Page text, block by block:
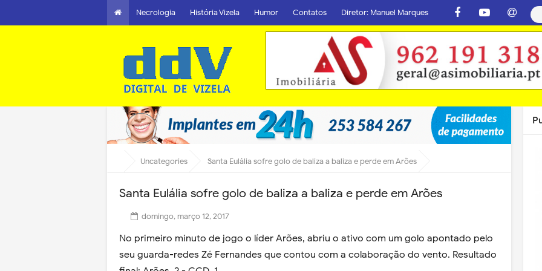
Necrologia História Vizela Humor Contatos Diretor: Manuel Marques
Uncategories Santa Eulália sofre golo de baliza a baliza e perde em Arões
Santa Eulália sofre golo de baliza a baliza e perde em Arões
domingo, março 12, 2017
No primeiro minuto de jogo o líder Arões, abriu o ativo com um golo apontado pelo
seu guarda-redes Zé Fernandes que contou com a colaboração do vento. Resultado